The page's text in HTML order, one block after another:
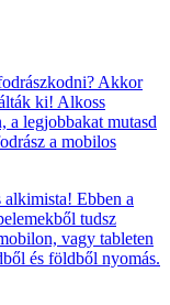
Akkor
ki! Alkoss
a legjobbakat mutasd
a mobilos
Ebben a
tudsz
vagy tableten
és földből nyomás.